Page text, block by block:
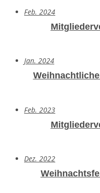
Feb. 2024
Jan. 2024
Feb. 2023
Dez. 2022